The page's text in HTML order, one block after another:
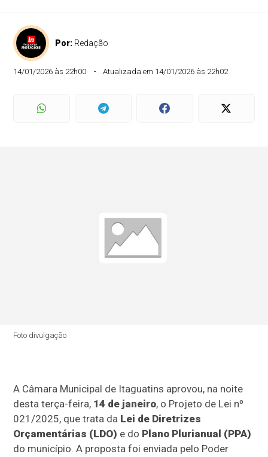
Por: Redação
14/01/2026 às 22h00 Atualizada em 14/01/2026 às 22h02
Foto divulgação
A Câmara Municipal de Itaguatins aprovou, na noite
desta terça-feira, 14 de janeiro, o Projeto de Lei nº
021/2025, que trata da Lei de Diretrizes
Orçamentárias (LDO) e do Plano Plurianual (PPA)
do município. A proposta foi enviada pelo Poder